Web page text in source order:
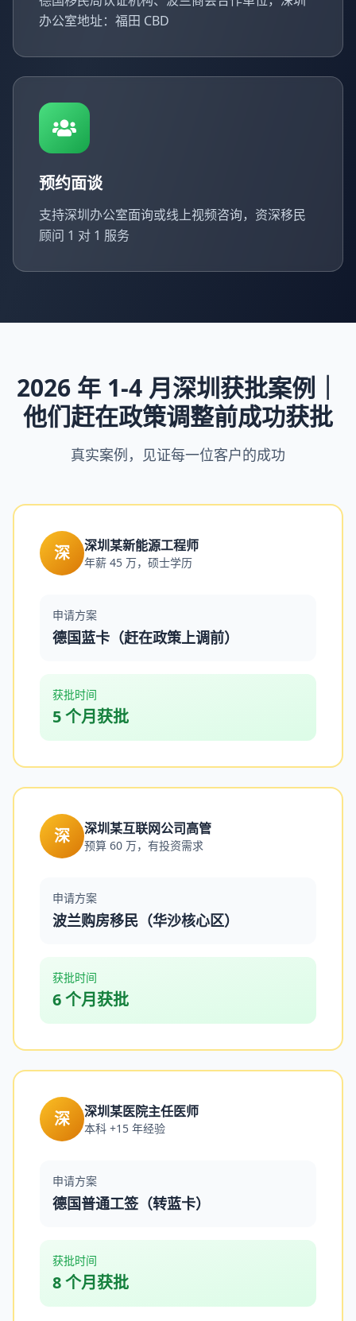
办公室地址：福田 CBD
预约面谈
支持深圳办公室面询或线上视频咨询，资深移民
顾问 1 对 1 服务
2026 年 1-4 月深圳获批案例｜
他们赶在政策调整前成功获批
真实案例，见证每一位客户的成功
深 深圳某新能源工程师
年薪 45 万，硕士学历
申请方案
德国蓝卡（赶在政策上调前）
获批时间
5 个月获批
深 深圳某互联网公司高管
预算 60 万，有投资需求
申请方案
波兰购房移民（华沙核心区）
获批时间
6 个月获批
深 深圳某医院主任医师
本科 +15 年经验
申请方案
德国普通工签（转蓝卡）
获批时间
8 个月获批